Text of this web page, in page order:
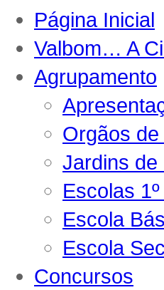
Página Inicial
Valbom… A
Agrupamento
Orgãos
Jardins de
Escolas
Escola
Escola
Concursos